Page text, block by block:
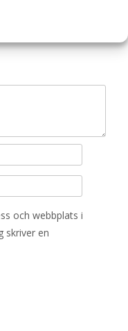
och webbplats i
skriver en